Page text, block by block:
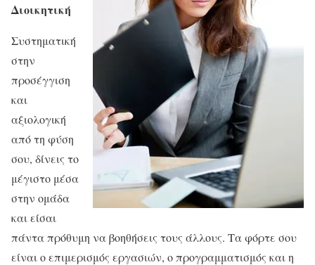
Διοικητική
Συστηματική
στην
προσέγγιση
και
αξιολογική
από τη φύση
σου, δίνεις το
μέγιστο μέσα
στην ομάδα
και είσαι
πάντα πρόθυμη να βοηθήσεις τους άλλους. Τα φόρτε σου
είναι ο επιμερισμός εργασιών, ο προγραμματισμός και η